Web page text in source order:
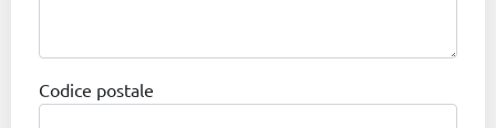
Codice postale